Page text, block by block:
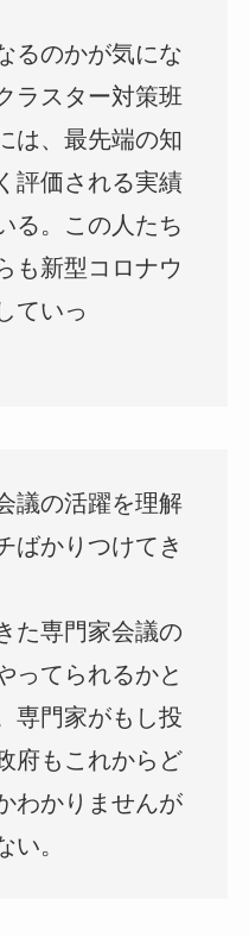
るのかが気にな
ラスター対策班
は、最先端の知
評価される実績
る。この人たち
も新型コロナウ
ていっ
議の活躍を理解
ばかりつけてき
た専門家会議の
ってられるかと
専門家がもし投
府もこれからど
わかりませんが
い。